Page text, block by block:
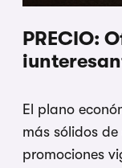
PRECIO:
El plano
más sólidos
promociones